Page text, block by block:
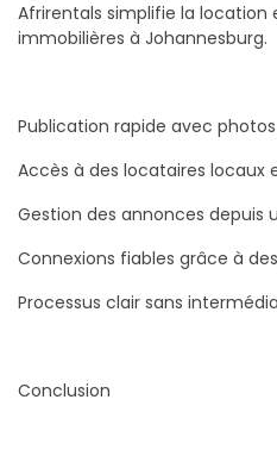
Afrirentals simplifie la location
immobilières à Johannesburg.
Publication rapide avec
Accès à des locataires locaux
Gestion des annonces depuis
Connexions fiables grâce à
Processus clair sans
Conclusion